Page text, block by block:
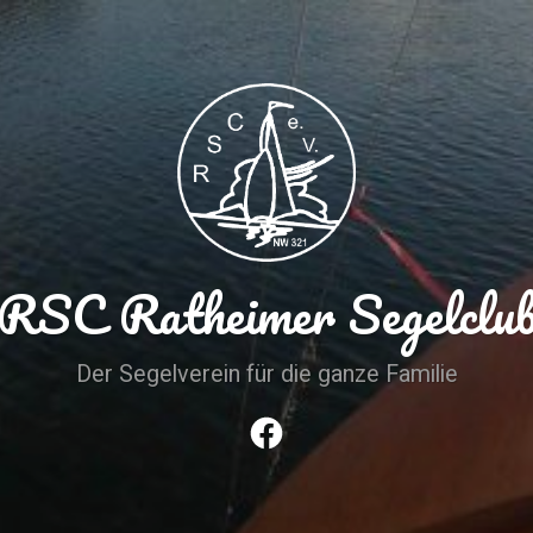
RSC Ratheimer
Der Segelverein für die ganze Familie
Facebook